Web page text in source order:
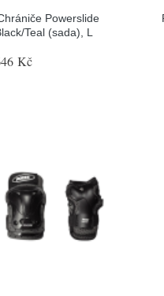
Powerslide
Teal (sada), L
Kč